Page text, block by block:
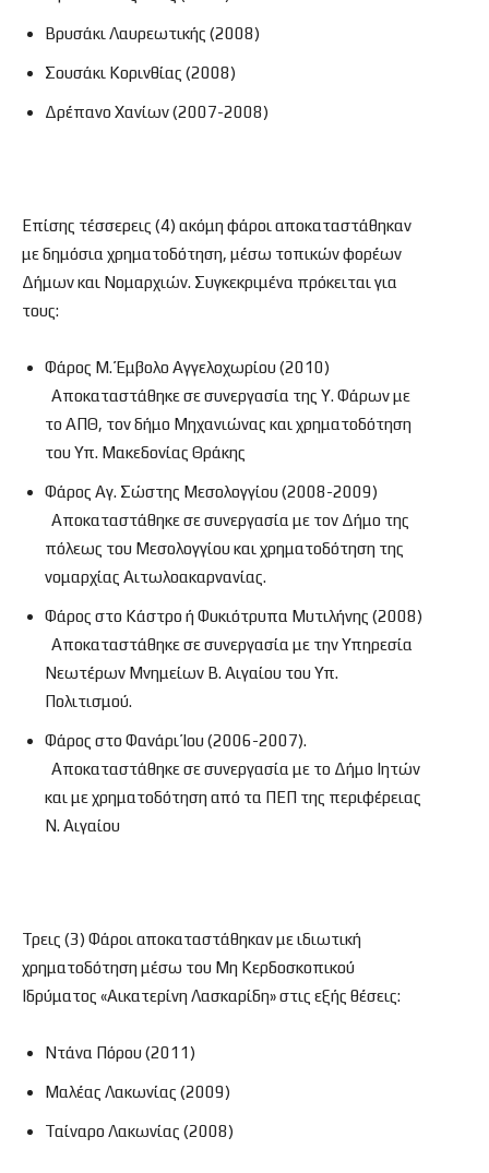
Βρυσάκι Λαυρεωτικής (2008)
Σουσάκι Κορινθίας (2008)
Δρέπανο Χανίων (2007-2008)
Επίσης τέσσερεις (4) ακόμη φάροι αποκαταστάθηκαν
με δημόσια χρηματοδότηση, μέσω τοπικών φορέων
Δήμων και Νομαρχιών. Συγκεκριμένα πρόκειται για
τους:
Φάρος Μ. Έμβολο Αγγελοχωρίου (2010)
Αποκαταστάθηκε σε συνεργασία της Υ. Φάρων με
το ΑΠΘ, τον δήμο Μηχανιώνας και χρηματοδότηση
του Υπ. Μακεδονίας Θράκης
Φάρος Αγ. Σώστης Μεσολογγίου (2008-2009)
Αποκαταστάθηκε σε συνεργασία με τον Δήμο της
πόλεως του Μεσολογγίου και χρηματοδότηση της
νομαρχίας Αιτωλοακαρνανίας.
Φάρος στο Κάστρο ή Φυκιότρυπα Μυτιλήνης (2008)
Αποκαταστάθηκε σε συνεργασία με την Υπηρεσία
Νεωτέρων Μνημείων Β. Αιγαίου του Υπ.
Πολιτισμού.
Φάρος στο Φανάρι Ίου (2006-2007).
Αποκαταστάθηκε σε συνεργασία με το Δήμο Ιητών
και με χρηματοδότηση από τα ΠΕΠ της περιφέρειας
Ν. Αιγαίου
Τρεις (3) Φάροι αποκαταστάθηκαν με ιδιωτική
χρηματοδότηση μέσω του Μη Κερδοσκοπικού
Ιδρύματος «Αικατερίνη Λασκαρίδη» στις εξής θέσεις:
Ντάνα Πόρου (2011)
Μαλέας Λακωνίας (2009)
Ταίναρο Λακωνίας (2008)